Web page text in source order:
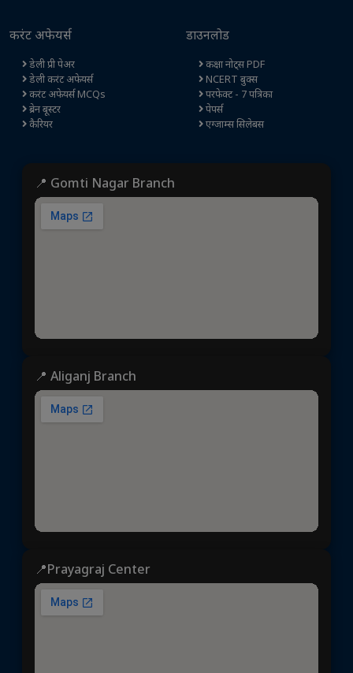
करंट अफेयर्स
डेली प्री पेअर
डेली करंट अफेयर्स
करंट अफेयर्स MCQs
ब्रेन बूस्टर
कैरियर
डाउनलोड
कक्षा नोट्स PDF
NCERT बुक्स
परफेक्ट - 7 पत्रिका
पेपर्स
एग्जाम्स सिलेबस
📍 Gomti Nagar Branch
📍 Aliganj Branch
📍Prayagraj Center